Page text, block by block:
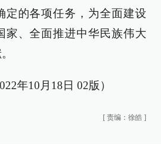
定的各项任务，为全面建设
家、全面推进中华民族伟大
年10月18日 02版）
[ 责编：徐皓 ]